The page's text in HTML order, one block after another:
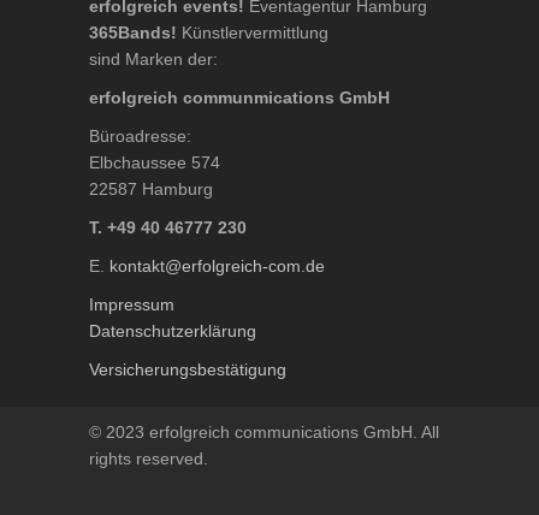
erfolgreich events! Eventagentur Hamburg
365Bands! Künstlervermittlung
sind Marken der:
erfolgreich communmications GmbH
Büroadresse:
Elbchaussee 574
22587 Hamburg
T. +49 40 46777 230
E. kontakt@erfolgreich-com.de
Impressum
Datenschutzerklärung
Versicherungsbestätigung
© 2023 erfolgreich communications GmbH. All
rights reserved.